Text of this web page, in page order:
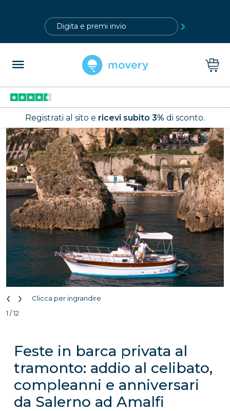
Registrati al sito e ricevi subito 3% di sconto.
‹ ›
Clicca per ingrandire
1 / 12
Feste in barca privata al
tramonto: addio al celibato,
compleanni e anniversari
da Salerno ad Amalfi